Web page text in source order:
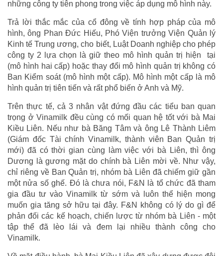
những công ty tiên phong trong việc áp dụng mô hình này.
Trả lời thắc mắc của cổ đông về tính hợp pháp của mô
hình, ông Phan Đức Hiếu, Phó Viện trưởng Viện Quản lý
Kinh tế Trung ương, cho biết, Luật Doanh nghiệp cho phép
công ty 2 lựa chọn là giữ theo mô hình quản trị hiện tại
(mô hình hai cấp) hoặc thay đổi mô hình quản trị không có
Ban Kiểm soát (mô hình một cấp). Mô hình một cấp là mô
hình quản trị tiên tiến và rất phổ biến ở Anh và Mỹ.
Trên thực tế, cả 3 nhân vật đứng đầu các tiểu ban quan
trọng ở Vinamilk đều cùng có mối quan hệ tốt với bà Mai
Kiều Liên. Nếu như bà Băng Tâm và ông Lê Thành Liêm
(Giám đốc Tài chính Vinamilk, thành viên Ban Quản trị
mới) đã có thời gian cùng làm việc với bà Liên, thì ông
Dương là gương mặt do chính bà Liên mời về. Như vậy,
chỉ riêng về Ban Quản trị, nhóm bà Liên đã chiếm giữ gần
một nửa số ghế. Đó là chưa nói, F&N là tổ chức đã tham
gia đầu tư vào Vinamilk từ sớm và luôn thể hiện mong
muốn gia tăng sở hữu tại đây. F&N không có lý do gì để
phản đối các kế hoạch, chiến lược từ nhóm bà Liên - một
tập thể đã lèo lái và đem lại nhiều thành công cho
Vinamilk.